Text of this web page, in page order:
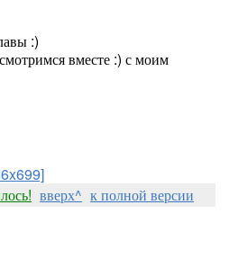
:)
вместе :) с моим
вверх^ к полной версии